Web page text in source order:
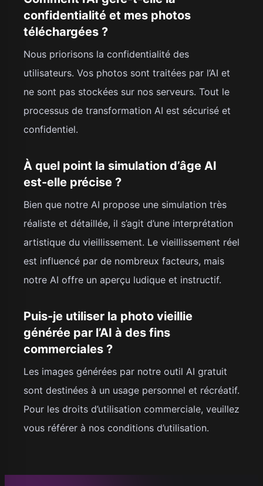
confidentialité et mes photos
téléchargées ?
Nous priorisons la confidentialité des
utilisateurs. Vos photos sont traitées par l’AI et
ne sont pas stockées sur nos serveurs. Tout le
processus de transformation AI est sécurisé et
confidentiel.
À quel point la simulation d’âge AI
est-elle précise ?
Bien que notre AI propose une simulation très
réaliste et détaillée, il s’agit d’une interprétation
artistique du vieillissement. Le vieillissement réel
est influencé par de nombreux facteurs, mais
notre AI offre un aperçu ludique et instructif.
Puis-je utiliser la photo vieillie
générée par l’AI à des fins
commerciales ?
Les images générées par notre outil AI gratuit
sont destinées à un usage personnel et récréatif.
Pour les droits d’utilisation commerciale, veuillez
vous référer à nos conditions d’utilisation.